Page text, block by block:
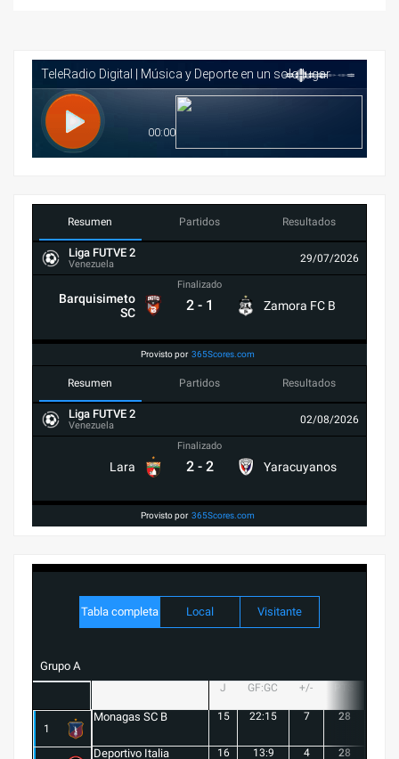
Resumen Partidos Resultados
Liga FUTVE 2
Venezuela 29/07/2026
Barquisimeto
SC
Finalizado
2 - 1 Zamora FC B
Provisto por 365Scores.com
Resumen Partidos Resultados
Liga FUTVE 2
Venezuela 02/08/2026
Lara
Finalizado
2 - 2 Yaracuyanos
Provisto por 365Scores.com
Tabla completa Local Visitante
Grupo A
J GF:GC +/-
1
Monagas SC B 15 22:15 7 28
Deportivo Italia 16 13:9 4 28